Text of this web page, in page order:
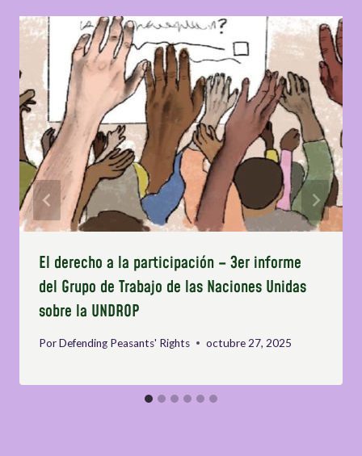
El derecho a la participación – 3er informe
del Grupo de Trabajo de las Naciones Unidas
sobre la UNDROP
PorDefending Peasants' Rights octubre 27, 2025